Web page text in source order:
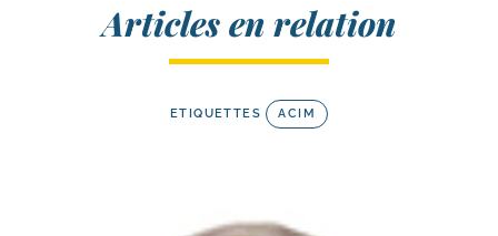
Articles en relation
ETIQUETTES ACIM